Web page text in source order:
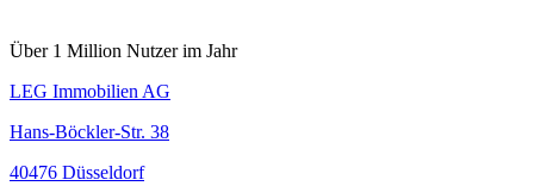
Über 1 Million Nutzer im Jahr
LEG Immobilien AG
Hans-Böckler-Str. 38
40476 Düsseldorf